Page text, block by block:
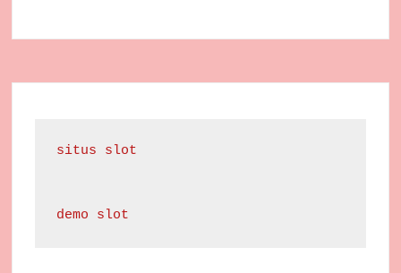
situs slot
demo slot